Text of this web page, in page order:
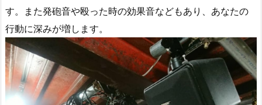
す。また発砲音や殴った時の効果音などもあり、あなたの
行動に深みが増します。